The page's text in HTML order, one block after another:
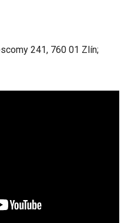
241, 760 01 Zlín;